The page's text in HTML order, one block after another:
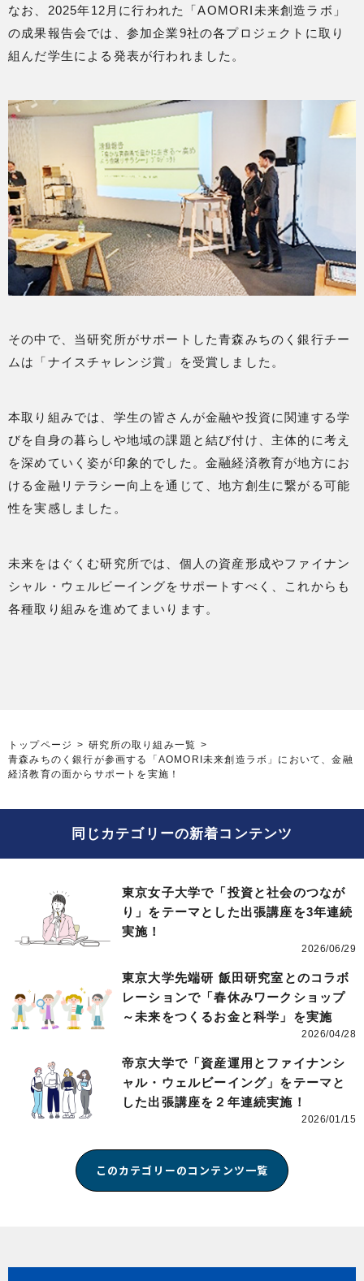
なお、2025年12月に行われた「AOMORI未来創造ラボ」
の成果報告会では、参加企業9社の各プロジェクトに取り
組んだ学生による発表が行われました。
その中で、当研究所がサポートした青森みちのく銀行チー
ムは「ナイスチャレンジ賞」を受賞しました。
本取り組みでは、学生の皆さんが金融や投資に関連する学
びを自身の暮らしや地域の課題と結び付け、主体的に考え
を深めていく姿が印象的でした。金融経済教育が地方にお
ける金融リテラシー向上を通じて、地方創生に繋がる可能
性を実感しました。
未来をはぐくむ研究所では、個人の資産形成やファイナン
シャル・ウェルビーイングをサポートすべく、これからも
各種取り組みを進めてまいります。
トップページ
研究所の取り組み一覧
青森みちのく銀行が参画する「AOMORI未来創造ラボ」において、金融
経済教育の面からサポートを実施！
同じカテゴリーの新着コンテンツ
東京女子大学で「投資と社会のつなが
り」をテーマとした出張講座を3年連続
実施！
2026/06/29
東京大学先端研 飯田研究室とのコラボ
レーションで「春休みワークショップ
～未来をつくるお金と科学」を実施
2026/04/28
帝京大学で「資産運用とファイナンシ
ャル・ウェルビーイング」をテーマと
した出張講座を２年連続実施！
2026/01/15
このカテゴリーのコンテンツ一覧